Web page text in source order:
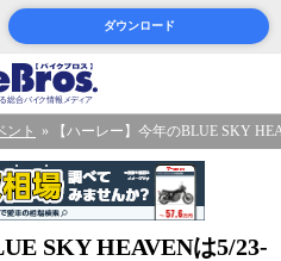
ダウンロード
ント 【ハーレー】今年のBLUE SKY
SKY HEAVENは5/23-